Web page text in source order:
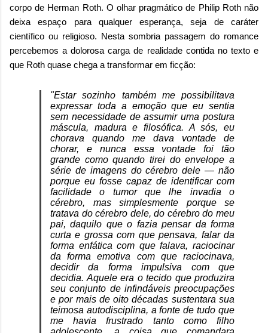
corpo de Herman Roth. O olhar pragmático de Philip Roth não
deixa espaço para qualquer esperança, seja de caráter
científico ou religioso. Nesta sombria passagem do romance
percebemos a dolorosa carga de realidade contida no texto e
que Roth quase chega a transformar em ficção:
"Estar sozinho também me possibilitava
expressar toda a emoção que eu sentia
sem necessidade de assumir uma postura
máscula, madura e filosófica. A sós, eu
chorava quando me dava vontade de
chorar, e nunca essa vontade foi tão
grande como quando tirei do envelope a
série de imagens do cérebro dele— não
porque eu fosse capaz de identificar com
facilidade o tumor que lhe invadia o
cérebro, mas simplesmente porque se
tratava do cérebro dele, do cérebro do meu
pai, daquilo que o fazia pensar da forma
curta e grossa com que pensava, falar da
forma enfática com que falava, raciocinar
da forma emotiva com que raciocinava,
decidir da forma impulsiva com que
decidia. Aquele era o tecido que produzira
seu conjunto de infindáveis preocupações
e por mais de oito décadas sustentara sua
teimosa autodisciplina, a fonte de tudo que
me havia frustrado tanto como filho